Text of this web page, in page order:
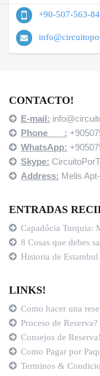
+90-507-563-
CONTACTO!
E-mail:
Phone :
WhatsApp:
Skype:
Address: Melis
ENTRADAS
Capadócia Turquia:
8 Cosas que debes
Historia de
LINKS!
Como hacer una
Proceso de Reserva?
Consejos de Reserva!
Como Pagar por
Terminos &